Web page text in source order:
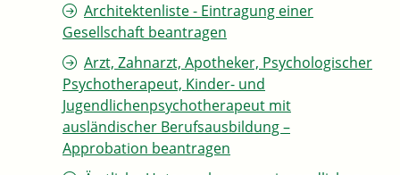
Architektenliste - Eintragung einer
Gesellschaft beantragen
Arzt, Zahnarzt, Apotheker, Psychologischer
Psychotherapeut, Kinder- und
Jugendlichenpsychotherapeut mit
ausländischer Berufsausbildung –
Approbation beantragen